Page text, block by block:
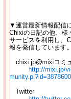
▼運営最新情報配信
Chixiの日記の他、様
サービスを利用し、
報を発信しています。
chixi.jp@mixiコミ
http://mixi.jp/
munity.pl?id=3878600
Twitter